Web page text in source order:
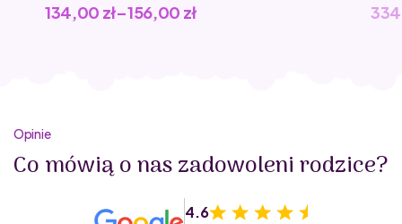
134,00 zł–156,00 zł
Opinie
Co mówią o nas zadowoleni rodzice?
4.6